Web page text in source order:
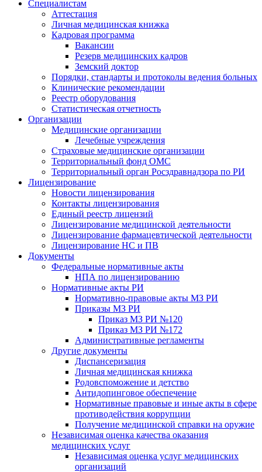
Специалистам
Аттестация
Личная медицинская книжка
Кадровая программа
Вакансии
Резерв медицинских кадров
Земский доктор
Порядки, стандарты и протоколы ведения больных
Клинические рекомендации
Реестр оборудования
Статистическая отчетность
Организации
Медицинские организации
Лечебные учреждения
Страховые медицинские организации
Территориальный фонд ОМС
Территориальный орган Росздравнадзора по РИ
Лицензирование
Новости лицензирования
Контакты лицензирования
Единый реестр лицензий
Лицензирование медицинской деятельности
Лицензирование фармацевтической деятельности
Лицензирование НС и ПВ
Документы
Федеральные нормативные акты
НПА по лицензированию
Нормативные акты РИ
Нормативно-правовые акты МЗ РИ
Приказы МЗ РИ
Приказ МЗ РИ №120
Приказ МЗ РИ №172
Административные регламенты
Другие документы
Диспансеризация
Личная медицинская книжка
Родовспоможение и детство
Антидопинговое обеспечение
Нормативные правовые и иные акты в сфере
противодействия коррупции
Получение медицинской справки на оружие
Независимая оценка качества оказания
медицинских услуг
Независимая оценка услуг медицинскиx
организаций